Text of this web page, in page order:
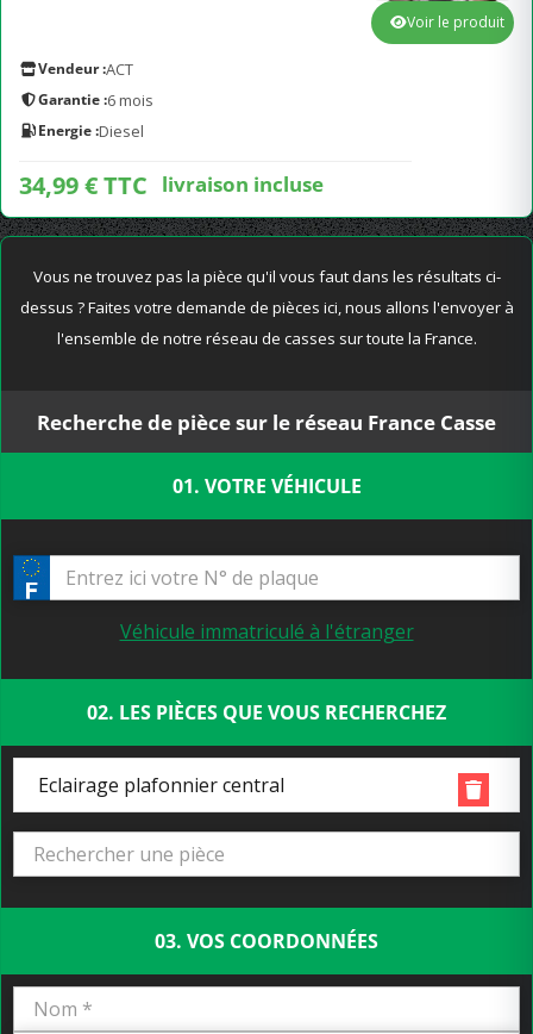
Vendeur :ACT
Garantie :6 mois
Energie :Diesel
34,99 € TTC livraison incluse
Voir le produit
Vous ne trouvez pas la pièce qu'il vous faut dans les résultats ci-
dessus ? Faites votre demande de pièces ici, nous allons l'envoyer à
l'ensemble de notre réseau de casses sur toute la France.
Recherche de pièce sur le réseau France Casse
01. VOTRE VÉHICULE
Véhicule immatriculé à l'étranger
02. LES PIÈCES QUE VOUS RECHERCHEZ
Eclairage plafonnier central
03. VOS COORDONNÉES